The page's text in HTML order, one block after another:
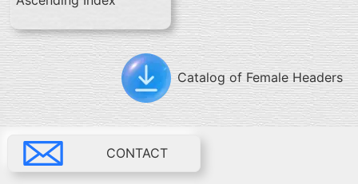
Catalog of Female Headers
CONTACT